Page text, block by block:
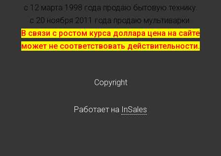
с 12 марта 1998 года продаю бытовую технику.
с 20 ноября 2011 года продаю мультиварки.
В связи с ростом курса доллара цена на сайте
может не соответствовать действительности.
Copyright
Работает на InSales